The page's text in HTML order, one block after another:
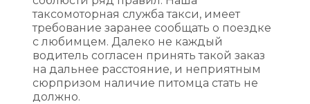
таксомоторная служба такси, имеет
требование заранее сообщать о поездке
с любимцем. Далеко не каждый
водитель согласен принять такой заказ
на дальнее расстояние, и неприятным
сюрпризом наличие питомца стать не
должно.